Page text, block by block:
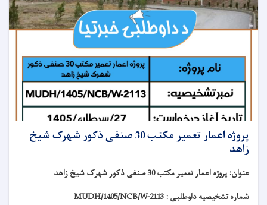
پروژه اعمار تعمیر مکتب 30 صنفی ذکور شهرک شیخ
زاهد
عنوان: پروژه اعمار تعمیر مکتب 30 صنفی ذکور شهرک شیخ زاهد
شماره تشخیصیه داوطلبی : MUDH/1405/NCB/W-2113